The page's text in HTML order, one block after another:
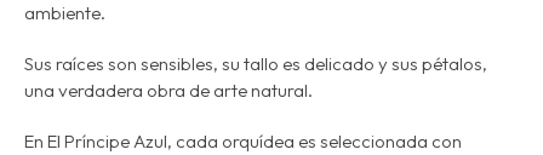
ambiente.
Sus raíces son sensibles, su tallo es delicado y sus pétalos,
una verdadera obra de arte natural.
En El Príncipe Azul, cada orquídea es seleccionada con